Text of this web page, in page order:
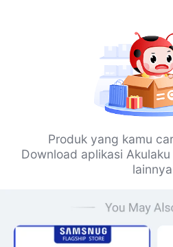
Produk yang kamu
Download aplikasi